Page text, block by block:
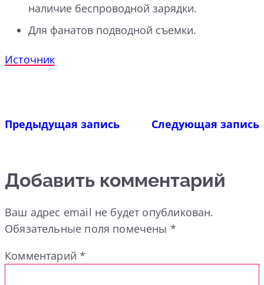
наличие беспроводной зарядки.
Для фанатов подводной съемки.
Источник
Предыдущая запись Следующая запись
Добавить комментарий
Ваш адрес email не будет опубликован.
Обязательные поля помечены *
Комментарий*